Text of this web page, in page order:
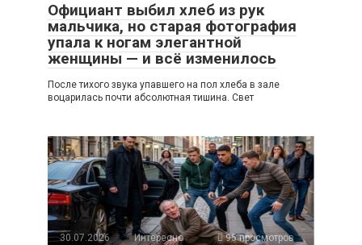
Официант выбил хлеб из рук
мальчика, но старая фотография
упала к ногам элегантной
женщины — и всё изменилось
После тихого звука упавшего на пол хлеба в зале
воцарилась почти абсолютная тишина. Свет
30.07.2026 Интересно 95 просмотров